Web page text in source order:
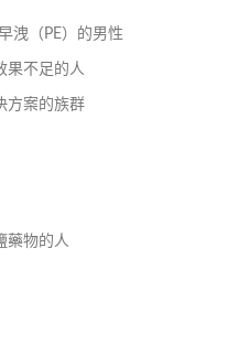
洩（PE）的男性
果不足的人
方案的族群
藥物的人